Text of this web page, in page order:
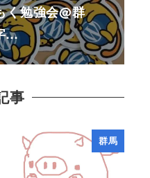
勉強会@群
…
事
群馬